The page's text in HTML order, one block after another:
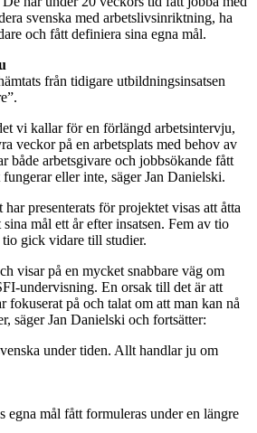
svenska med arbetslivsinriktning, ha
och fått definiera sina egna mål.
från tidigare utbildningsinsatsen
vi kallar för en förlängd arbetsintervju,
veckor på en arbetsplats med behov av
både arbetsgivare och jobbsökande fått
eller inte, säger Jan Danielski.
presenterats för projektet visas att åtta
mål ett år efter insatsen. Fem av tio
gick vidare till studier.
visar på en mycket snabbare väg om
undervisning. En orsak till det är att
fokuserat på och talat om att man kan nå
säger Jan Danielski och fortsätter:
under tiden. Allt handlar ju om
egna mål fått formuleras under en längre